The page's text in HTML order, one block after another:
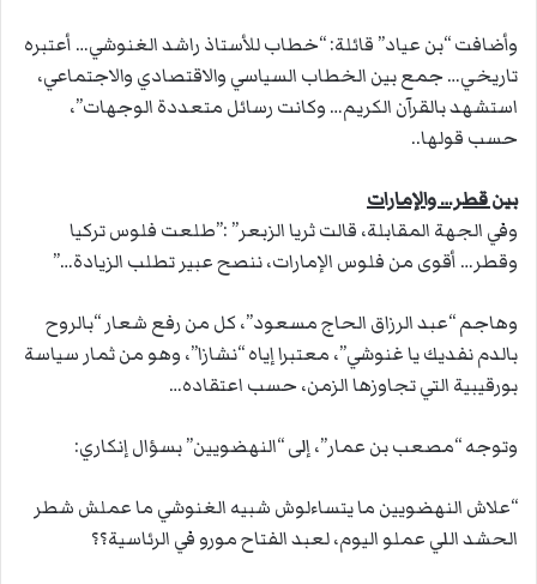
وأضافت “بن عياد” قائلة: “خطاب للأستاذ راشد الغنوشي… أعتبره
تاريخي… جمع بين الخطاب السياسي والاقتصادي والاجتماعي،
استشهد بالقرآن الكريم… وكانت رسائل متعددة الوجهات”،
حسب قولها..
بين قطر… والإمارات
وفي الجهة المقابلة، قالت ثريا الزبعر” :”طلعت فلوس تركيا
وقطر… أقوى من فلوس الإمارات، ننصح عبير تطلب الزيادة…”
وهاجم “عبد الرزاق الحاج مسعود”، كل من رفع شعار “بالروح
بالدم نفديك يا غنوشي”، معتبرا إياه “نشازا”، وهو من ثمار سياسة
بورقيبية التي تجاوزها الزمن، حسب اعتقاده…
وتوجه “مصعب بن عمار”، إلى “النهضويين” بسؤال إنكاري:
“علاش النهضويين ما يتساءلوش شبيه الغنوشي ما عملش شطر
الحشد اللي عملو اليوم، لعبد الفتاح مورو في الرئاسية؟؟